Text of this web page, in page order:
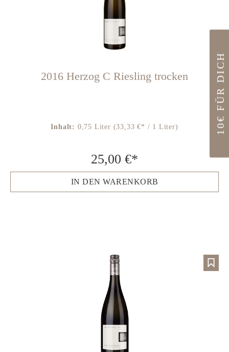
2016 Herzog C Riesling trocken
Inhalt: 0,75 Liter (33,33 €* / 1 Liter)
25,00 €*
IN DEN WARENKORB
10€ FÜR DICH